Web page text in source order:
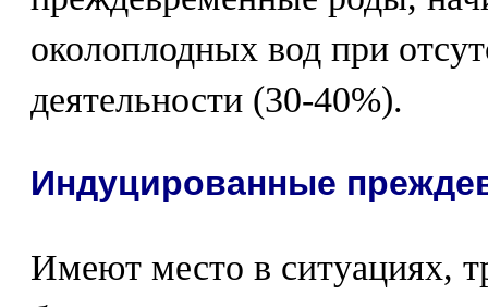
околоплодных вод при
деятельности (30-40%).
Индуцированные
Имеют место в ситуациях,